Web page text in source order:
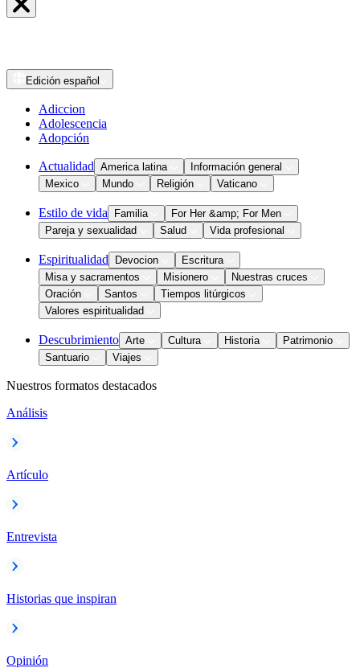
Edición español
Adiccion
Adolescencia
Adopción
Actualidad America latina
Información general
Mexico
Mundo Religión Vaticano
Estilo de vida Familia
For Her &amp; For Men
Pareja y sexualidad
Salud Vida profesional
Espiritualidad Devocion
Escritura
Misa y sacramentos
Misionero
Nuestras cruces
Oración
Santos
Tiempos litúrgicos
Valores espiritualidad
Descubrimiento Arte Cultura Historia
Patrimonio
Santuario
Viajes
Nuestros formatos destacados
Análisis
Artículo
Entrevista
Historias que inspiran
Opinión